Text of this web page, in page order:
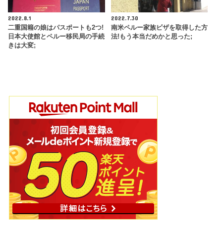
2022.8.1
二重国籍の娘はパスポートも2つ!
日本大使館とペルー移民局の手続
きは大変;
2022.7.30
南米ペルー家族ビザを取得した方
法!もう本当だめかと思った;